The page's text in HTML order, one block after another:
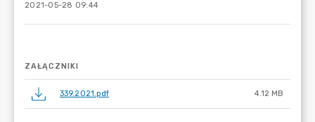
2021-05-28 09:44
ZAŁĄCZNIKI
339.2021.pdf 4.12 MB